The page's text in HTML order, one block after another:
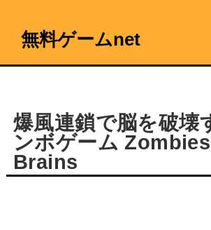
無料ゲームnet
爆風連鎖で脳を破壊
ンボゲーム
Brains